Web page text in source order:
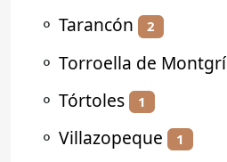
⚬ Tarancón 2
⚬ Torroella de Montgrí
⚬ Tórtoles 1
⚬ Villazopeque 1